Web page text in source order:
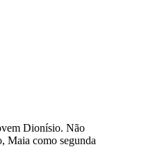
Dionísio. Não
Maia como segunda